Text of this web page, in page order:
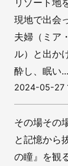
リゾート地
現地で出会
夫婦（ミア
ル）と出か
酔し、眠い...
2024-05-27
その場その
と記憶から
の瞳』を観